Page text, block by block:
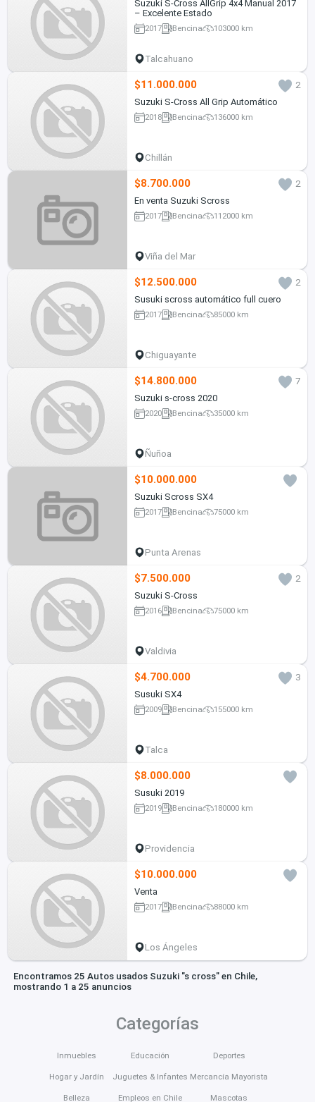
Suzuki S-Cross AllGrip 4x4 Manual 2017
– Excelente Estado
2017 Bencina 103000 km
Talcahuano
$11.000.000
2
Suzuki S-Cross All Grip Automático
2018 Bencina 136000 km
Chillán
$8.700.000
2
En venta Suzuki Scross
2017 Bencina 112000 km
Viña del Mar
$12.500.000
2
Susuki scross automático full cuero
2017 Bencina 85000 km
Chiguayante
$14.800.000
7
Suzuki s-cross 2020
2020 Bencina 35000 km
Ñuñoa
$10.000.000
Suzuki Scross SX4
2017 Bencina 75000 km
Punta Arenas
$7.500.000
2
Suzuki S-Cross
2016 Bencina 75000 km
Valdivia
$4.700.000
3
Susuki SX4
2009 Bencina 155000 km
Talca
$8.000.000
Susuki 2019
2019 Bencina 180000 km
Providencia
$10.000.000
Venta
2017 Bencina 88000 km
Los Ángeles
Encontramos 25 Autos usados Suzuki "s cross" en Chile,
mostrando 1 a 25 anuncios
Categorías
Inmuebles
Hogar y Jardín
Belleza
Educación
Juguetes & Infantes
Empleos en Chile
Deportes
Mercancía Mayorista
Mascotas